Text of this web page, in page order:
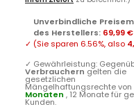
Unverbindliche
des Herstellers: 69,99 €
✓ (Sie sparen 6.56%, also
✓ Gewährleistung:
Verbrauchern gelten die
gesetzlichen
Mängelhaftungsrechte von
Monaten , 12 Monate für
Kunden.